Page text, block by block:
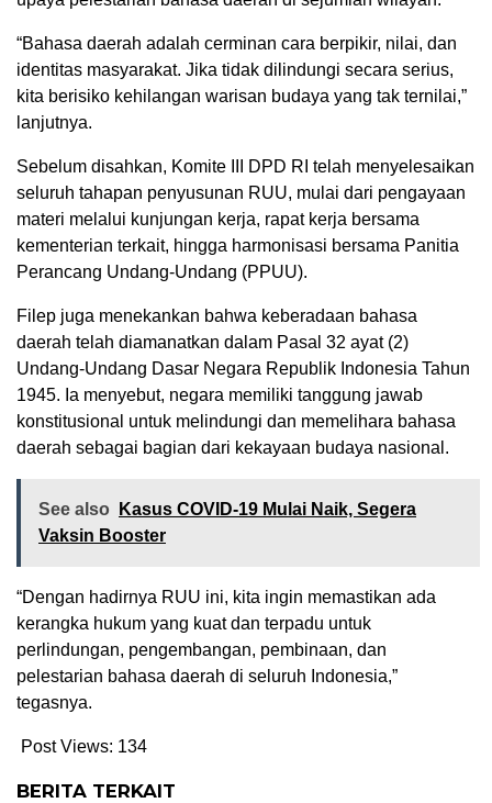
“Bahasa daerah adalah cerminan cara berpikir, nilai, dan
identitas masyarakat. Jika tidak dilindungi secara serius,
kita berisiko kehilangan warisan budaya yang tak ternilai,”
lanjutnya.
Sebelum disahkan, Komite III DPD RI telah menyelesaikan
seluruh tahapan penyusunan RUU, mulai dari pengayaan
materi melalui kunjungan kerja, rapat kerja bersama
kementerian terkait, hingga harmonisasi bersama Panitia
Perancang Undang-Undang (PPUU).
Filep juga menekankan bahwa keberadaan bahasa
daerah telah diamanatkan dalam Pasal 32 ayat (2)
Undang-Undang Dasar Negara Republik Indonesia Tahun
1945. Ia menyebut, negara memiliki tanggung jawab
konstitusional untuk melindungi dan memelihara bahasa
daerah sebagai bagian dari kekayaan budaya nasional.
See also
Kasus COVID-19 Mulai Naik, Segera
Vaksin Booster
“Dengan hadirnya RUU ini, kita ingin memastikan ada
kerangka hukum yang kuat dan terpadu untuk
perlindungan, pengembangan, pembinaan, dan
pelestarian bahasa daerah di seluruh Indonesia,”
tegasnya.
Post Views: 134
BERITA TERKAIT